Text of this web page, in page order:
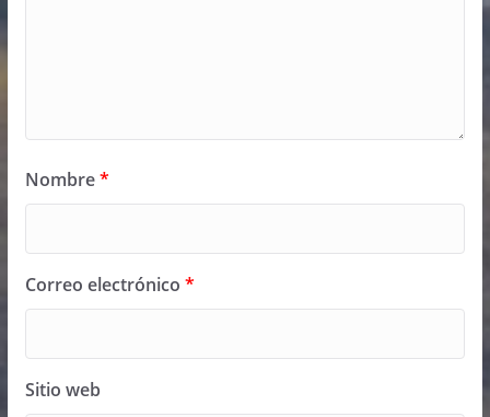
Nombre*
Correo electrónico *
Sitio web